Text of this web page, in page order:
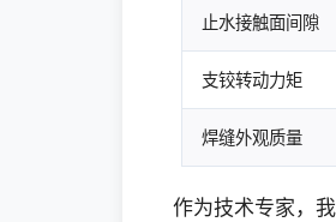
止水接触面间隙
支铰转动力矩
焊缝外观质量
作为技术专家，